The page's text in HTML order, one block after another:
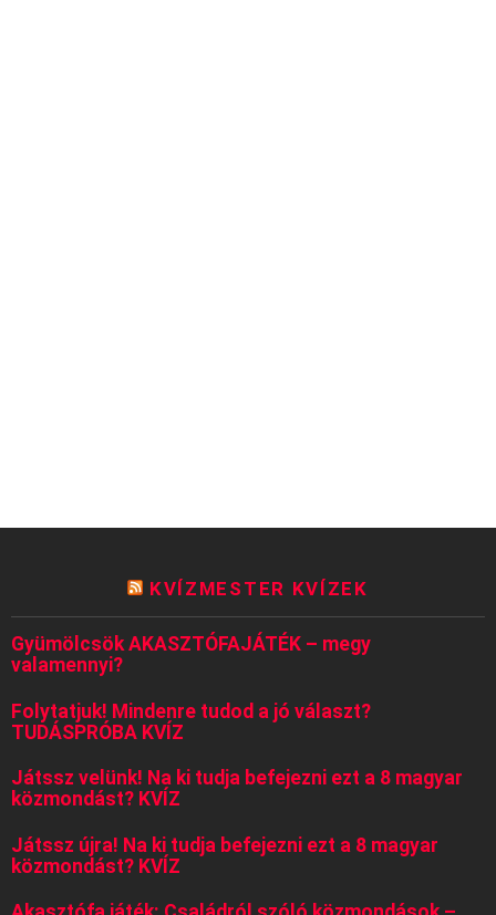
KVÍZMESTER KVÍZEK
Gyümölcsök AKASZTÓFAJÁTÉK – megy
valamennyi?
Folytatjuk! Mindenre tudod a jó választ?
TUDÁSPRÓBA KVÍZ
Játssz velünk! Na ki tudja befejezni ezt a 8 magyar
közmondást? KVÍZ
Játssz újra! Na ki tudja befejezni ezt a 8 magyar
közmondást? KVÍZ